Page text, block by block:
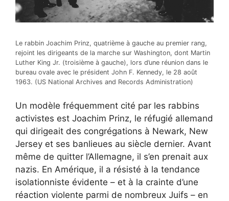
Le rabbin Joachim Prinz, quatrième à gauche au premier rang,
rejoint les dirigeants de la marche sur Washington, dont Martin
Luther King Jr. (troisième à gauche), lors d’une réunion dans le
bureau ovale avec le président John F. Kennedy, le 28 août
1963. (US National Archives and Records Administration)
Un modèle fréquemment cité par les rabbins
activistes est Joachim Prinz, le réfugié allemand
qui dirigeait des congrégations à Newark, New
Jersey et ses banlieues au siècle dernier. Avant
même de quitter l’Allemagne, il s’en prenait aux
nazis. En Amérique, il a résisté à la tendance
isolationniste évidente – et à la crainte d’une
réaction violente parmi de nombreux Juifs – en